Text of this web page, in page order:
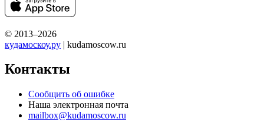
© 2013–2026
кудамоскоу.ру | kudamoscow.ru
Контакты
Сообщить об ошибке
Наша электронная почта
mailbox@kudamoscow.ru